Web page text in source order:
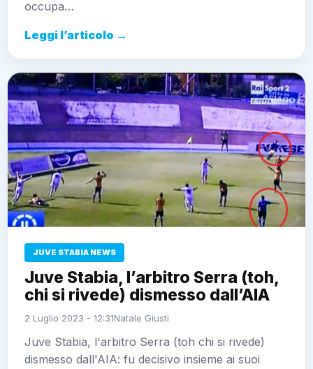
occupa…
Leggi l’articolo →
JUVE STABIA NEWS
Juve Stabia, l’arbitro Serra (toh,
chi si rivede) dismesso dall’AIA
2 Luglio 2023 - 12:31Natale Giusti
Juve Stabia, l'arbitro Serra (toh chi si rivede)
dismesso dall'AIA: fu decisivo insieme ai suoi